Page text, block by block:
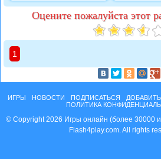
Оцените пожалуйста этот
1
ИГРЫ НОВОСТИ ПОДПИСАТЬСЯ
ПОЛИТИКА
© Copyright 2026 Игры онлайн (более 30000
Flash4play.com. All rights